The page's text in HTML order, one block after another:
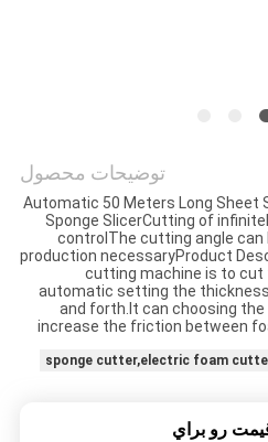
توضیحات محصول
Automatic 50 Meters Long Sheet
Sponge SlicerCutting of
controlThe cutting angle
production necessaryProduct
cutting machine is to cut
automatic setting the
and forth.It can choosing
increase the friction between
sponge cutter,electric foam
رو براي